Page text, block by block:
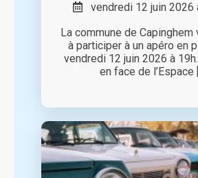
vendredi 12 juin 2026
La commune de
à participer à un apéro en
vendredi 12 juin 2026 à
en face de l’Espace